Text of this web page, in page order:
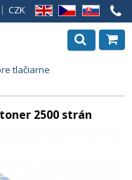
EN CZ SK
CZK
tlačiarne
2500 strán